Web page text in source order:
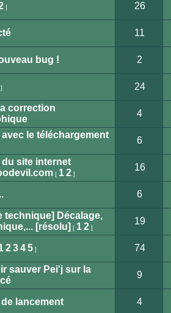
] 26
11
bug ! 2
24
correction
4
avec le téléchargement
6
site internet
[ 1 2]
16
6
technique] Décalage,
[résolu] [ 1 2]
19
2 3 4 5] 74
sauver Pei'j sur la
9
lancement 4